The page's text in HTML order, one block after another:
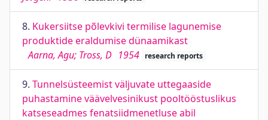
8. Kukersiitse põlevkivi termilise lagunemise
produktide eraldumise dünaamikast
Aarna, Agu; Tross, D 1954 research reports
9. Tunnelsüsteemist väljuvate uttegaaside
puhastamine väävelvesinikust pooltööstuslikus
katseseadmes fenatsiidmenetluse abil